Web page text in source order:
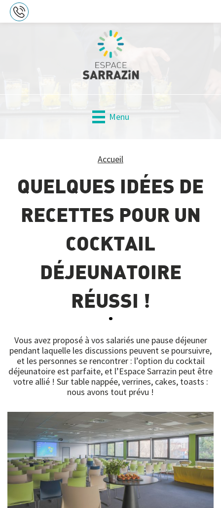
Accueil
QUELQUES IDÉES DE
RECETTES POUR UN
COCKTAIL
DÉJEUNATOIRE
RÉUSSI !
Vous avez proposé à vos salariés une pause déjeuner
pendant laquelle les discussions peuvent se poursuivre,
et les personnes se rencontrer : l’option du cocktail
déjeunatoire est parfaite, et l’Espace Sarrazin peut être
votre allié ! Sur table nappée, verrines, cakes, toasts :
nous avons tout prévu !